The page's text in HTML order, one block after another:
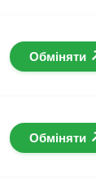
Обміняти
Обміняти